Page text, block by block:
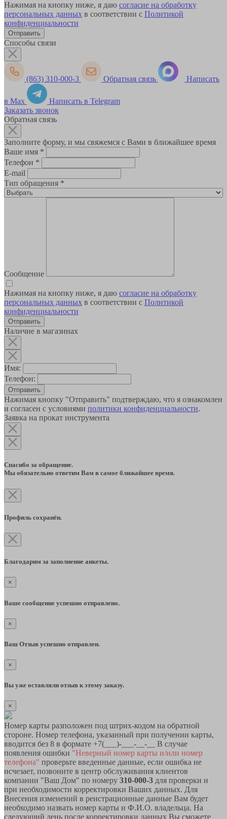
Нажимая на кнопку ниже, я даю согласие на обработку
персональных данных в соответствии с Политикой
конфиденциальности
Способы связи
(863) 310-000-3 Обратная связь Написать
в Max
Написать в Telegram
Заказать звонок
Обратная связь
Заполните форму, и мы свяжемся с Вами в ближайшее время
Ваше имя *
Телефон *
E-mail
Тип обращения *
Сообщение
Нажимая на кнопку ниже, я даю согласие на обработку
персональных данных в соответствии с Политикой
конфиденциальности
Наличие в магазинах
Имя:
Телефон:
Отправить
Нажимая кнопку "Отправить" подтверждаю, что я ознакомлен
и согласен с условиями политики конфиденциальности.
Заявка на прокат инструмента
Спасибо за обращение.
Мы обязательно ответим Вам в самое ближайшее время.
Профиль сохранён.
Благодарим за заполнение анкеты.
×
Ваше сообщение успешно отправлено.
×
Ваш Отзыв успешно отправлен.
×
Вы уже оставляли отзыв к этому заказу.
×
Номер карты разположен под штрих-кодом на обратной
стороне. Номер телефона, указанный при получении карты,
вводится без 8 в формате +7(___)-___-__-__ В случае
появления ошибки "Неверный номер карты и/или номер
телефона" проверьте введенные данные, если ошибка не
исчезает, позвоните в центр обслуживания клиентов
компании "Ваш Дом" по номеру 310-000-3 для проверки и
при необходимости корректировки Ваших данных. Для
Внесения изменений в реистрационные данные Вам будет
необходимо назвать номер карты и Ф.И.О. владельца. На
следующий день после корректировки данных Вы сможете